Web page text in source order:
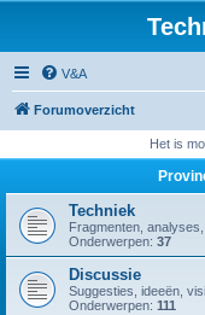
V&A
Forumoverzicht
Het is
Techniek
Fragmenten, analyses,
Onderwerpen: 37
Discussie
Suggesties, ideeën,
Onderwerpen: 111